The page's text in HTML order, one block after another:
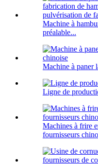
Machine à
préalable...
Machine à paner
Ligne de
Machines à frire
fournisseurs